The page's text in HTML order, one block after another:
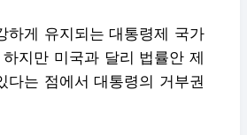
하게 유지되는 대통령제 국가
지만 미국과 달리 법률안 제
다는 점에서 대통령의 거부권